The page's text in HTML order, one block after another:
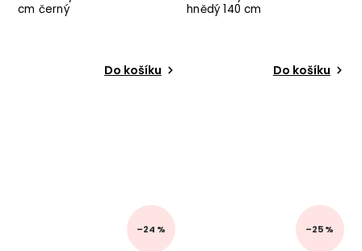
cm černý
Do košíku
hnědý 140 cm
Do košíku
–24 % –25 %